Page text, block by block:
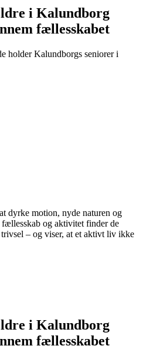
i Kalundborg
fællesskabet
holder Kalundborgs seniorer i
dyrke motion, nyde naturen og
og aktivitet finder de
– og viser, at et aktivt liv ikke
i Kalundborg
fællesskabet